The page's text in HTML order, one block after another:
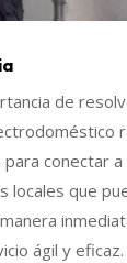
de
conectar
locales que
ágil y eficaz.